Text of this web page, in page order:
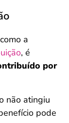
a
, é
por
não atingiu
pode